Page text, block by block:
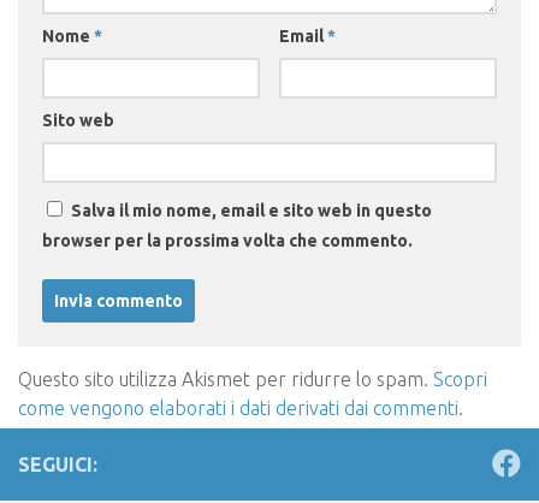
Nome * Email*
Sito web
Salva il mio nome, email e sito web in questo
browser per la prossima volta che commento.
Questo sito utilizza Akismet per ridurre lo spam. Scopri
come vengono elaborati i dati derivati dai commenti.
SEGUICI: